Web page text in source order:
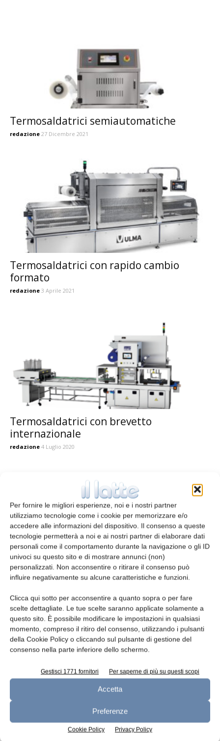
Per fornire le migliori esperienze, noi e i nostri partner
utilizziamo tecnologie come i cookie per memorizzare e/o
accedere alle informazioni del dispositivo. Il consenso a queste
tecnologie permetterà a noi e ai nostri partner di elaborare dati
personali come il comportamento durante la navigazione o gli ID
univoci su questo sito e di mostrare annunci (non)
personalizzati. Non acconsentire o ritirare il consenso può
influire negativamente su alcune caratteristiche e funzioni.
Clicca qui sotto per acconsentire a quanto sopra o per fare
scelte dettagliate. Le tue scelte saranno applicate solamente a
questo sito. È possibile modificare le impostazioni in qualsiasi
momento, compreso il ritiro del consenso, utilizzando i pulsanti
della Cookie Policy o cliccando sul pulsante di gestione del
consenso nella parte inferiore dello schermo.
Gestisci 1771 fornitori Per saperne di più su questi scopi
Accetta
Preferenze
Cookie Policy Privacy Policy
Termosaldatrici semiautomatiche
redazione 27 Dicembre 2021
Termosaldatrici con rapido cambio
formato
redazione 3 Aprile 2021
Termosaldatrici con brevetto
internazionale
redazione 4 Luglio 2020
Confezioni completamente riciclabili
Termosaldatrici per vaschette
31 Maggio 2019